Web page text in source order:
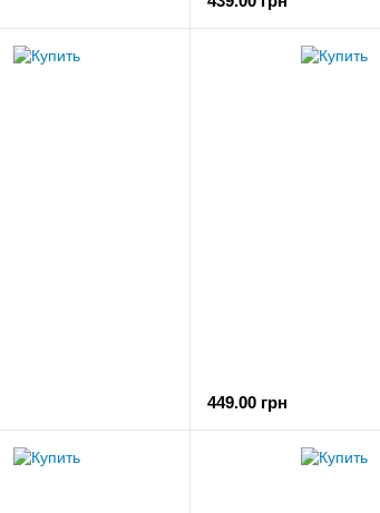
449.00 грн